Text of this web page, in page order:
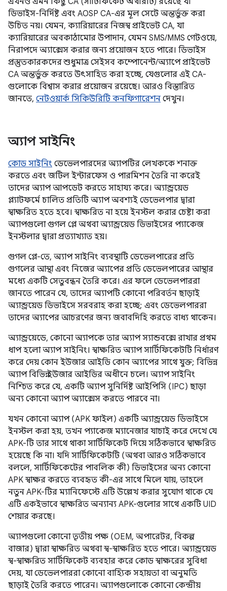
ডিভাইস-নির্দিষ্ট এবং AOSP CA-এর মূল সেটে অন্তর্ভুক্ত করা
উচিত নয়। যেমন, ক্যারিয়ারের নিজস্ব প্রাইভেট CA, যা
ক্যারিয়ারের অবকাঠামোর উপাদান, যেমন SMS/MMS গেটওয়ে,
নিরাপদে অ্যাক্সেস করার জন্য প্রয়োজন হতে পারে। ডিভাইস
প্রস্তুতকারকদের শুধুমাত্র সেইসব কম্পোনেন্ট/অ্যাপে প্রাইভেট
CA অন্তর্ভুক্ত করতে উৎসাহিত করা হচ্ছে, যেগুলোর এই CA-
গুলোকে বিশ্বাস করার প্রয়োজন রয়েছে। আরও বিস্তারিত
জানতে, নেটওয়ার্ক সিকিউরিটি কনফিগারেশন দেখুন।
অ্যাপ সাইনিং
কোড সাইনিং ডেভেলপারদের অ্যাপটির লেখককে শনাক্ত
করতে এবং জটিল ইন্টারফেস ও পারমিশন তৈরি না করেই
তাদের অ্যাপ আপডেট করতে সাহায্য করে। অ্যান্ড্রয়েড
প্ল্যাটফর্মে চালিত প্রতিটি অ্যাপ অবশ্যই ডেভেলপার দ্বারা
স্বাক্ষরিত হতে হবে। স্বাক্ষরিত না হয়ে ইনস্টল করার চেষ্টা করা
অ্যাপগুলো গুগল প্লে অথবা অ্যান্ড্রয়েড ডিভাইসের প্যাকেজ
ইনস্টলার দ্বারা প্রত্যাখ্যাত হয়।
গুগল প্লে-তে, অ্যাপ সাইনিং ব্যবস্থাটি ডেভেলপারের প্রতি
গুগলের আস্থা এবং নিজের অ্যাপের প্রতি ডেভেলপারের আস্থার
মধ্যে একটি সেতুবন্ধন তৈরি করে। এর ফলে ডেভেলপাররা
জানতে পারেন যে, তাদের অ্যাপটি কোনো পরিবর্তন ছাড়াই
অ্যান্ড্রয়েড ডিভাইসে সরবরাহ করা হচ্ছে; এবং ডেভেলপাররা
তাদের অ্যাপের আচরণের জন্য জবাবদিহি করতে বাধ্য থাকেন।
অ্যান্ড্রয়েডে, কোনো অ্যাপকে তার অ্যাপ স্যান্ডবক্সে রাখার প্রথম
ধাপ হলো অ্যাপ সাইনিং। স্বাক্ষরিত অ্যাপ সার্টিফিকেটটি নির্ধারণ
করে দেয় কোন ইউজার আইডি কোন অ্যাপের সাথে যুক্ত; বিভিন্ন
অ্যাপ বিভিন্ন ইউজার আইডির অধীনে চলে। অ্যাপ সাইনিং
নিশ্চিত করে যে, একটি অ্যাপ সুনির্দিষ্ট আইপিসি (IPC) ছাড়া
অন্য কোনো অ্যাপ অ্যাক্সেস করতে পারবে না।
যখন কোনো অ্যাপ (APK ফাইল) একটি অ্যান্ড্রয়েড ডিভাইসে
ইনস্টল করা হয়, তখন প্যাকেজ ম্যানেজার যাচাই করে দেখে যে
APK-টি তার সাথে থাকা সার্টিফিকেট দিয়ে সঠিকভাবে স্বাক্ষরিত
হয়েছে কি না। যদি সার্টিফিকেটটি (অথবা আরও সঠিকভাবে
বললে, সার্টিফিকেটের পাবলিক কী) ডিভাইসের অন্য কোনো
APK স্বাক্ষর করতে ব্যবহৃত কী-এর সাথে মিলে যায়, তাহলে
নতুন APK-টির ম্যানিফেস্টে এটি উল্লেখ করার সুযোগ থাকে যে
এটি একইভাবে স্বাক্ষরিত অন্যান্য APK-গুলোর সাথে একটি UID
শেয়ার করছে।
অ্যাপগুলো কোনো তৃতীয় পক্ষ (OEM, অপারেটর, বিকল্প
বাজার) দ্বারা স্বাক্ষরিত অথবা স্ব-স্বাক্ষরিত হতে পারে। অ্যান্ড্রয়েড
স্ব-স্বাক্ষরিত সার্টিফিকেট ব্যবহার করে কোড স্বাক্ষরের সুবিধা
দেয়, যা ডেভেলপাররা কোনো বাহ্যিক সহায়তা বা অনুমতি
ছাড়াই তৈরি করতে পারেন। অ্যাপগুলোকে কোনো কেন্দ্রীয়